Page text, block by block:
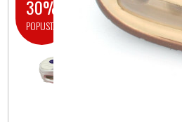
30%
POPUSTA